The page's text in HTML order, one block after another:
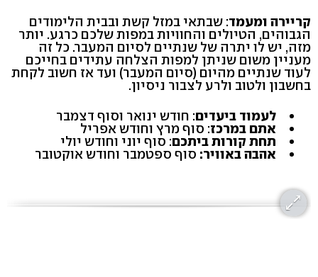
קריירה ומעמד: שבתאי במזל קשת ובבית הלימודים
הגבוהים, הטיולים והחוויות במפות שלכם כרגע. יותר
מזה, יש לו יתרה של שנתיים לסיום המעבר. כל זה
מעניין משום שניתן למפות הצלחה עתידים בחייכם
לעוד שנתיים מהיום (סיום המעבר) ועד אז חשוב לקחת
בחשבון ולטוב ולרע לצבור ניסיון.
לעמוד ביעדים: חודש ינואר וסוף דצמבר
אתם במרכז: סוף מרץ וחודש אפריל
תחת קורות ביתכם: סוף יוני וחודש יולי
אהבה באוויר: סוף ספטמבר וחודש אוקטובר